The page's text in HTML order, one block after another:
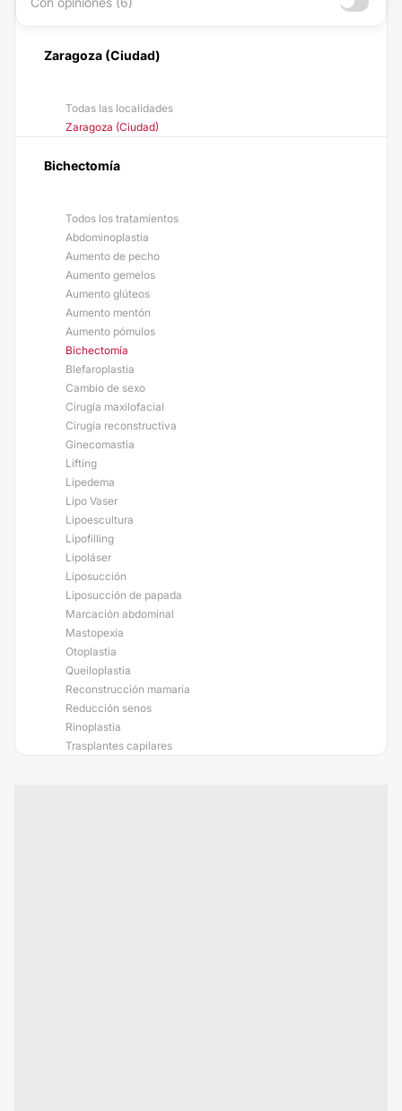
Zaragoza (Ciudad)
Todas las localidades
Zaragoza (Ciudad)
Bichectomía
Todos los tratamientos
Abdominoplastia
Aumento de pecho
Aumento gemelos
Aumento glúteos
Aumento mentón
Aumento pómulos
Bichectomía
Blefaroplastia
Cambio de sexo
Cirugía maxilofacial
Cirugía reconstructiva
Ginecomastia
Lifting
Lipedema
Lipo Vaser
Lipoescultura
Lipofilling
Lipoláser
Liposucción
Liposucción de papada
Marcación abdominal
Mastopexia
Otoplastia
Queiloplastia
Reconstrucción mamaria
Reducción senos
Rinoplastia
Trasplantes capilares